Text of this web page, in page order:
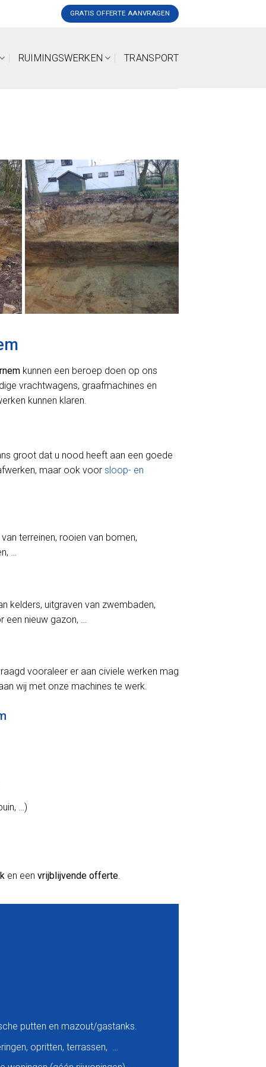
GRATIS OFFERTE AANVRAGEN
RUIMINGSWERKEN TRANSPORT
kunnen een beroep doen op ons
vrachtwagens, graafmachines en
kunnen klaren.
groot dat u nood heeft aan een goede
maar ook voor sloop- en
terreinen, rooien van bomen,
…
kelders, uitgraven van zwembaden,
nieuw gazon, …
vooraleer er aan civiele werken mag
wij met onze machines te werk.
…)
en een vrijblijvende offerte.
putten en mazout/gastanks.
opritten, terrassen, …